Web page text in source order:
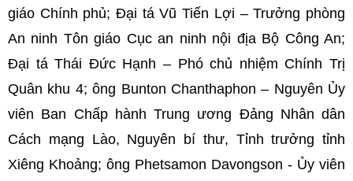
giáo Chính phủ; Đại tá Vũ Tiến Lợi – Trưởng phòng
An ninh Tôn giáo Cục an ninh nội địa Bộ Công An;
Đại tá Thái Đức Hạnh – Phó chủ nhiệm Chính Trị
Quân khu 4; ông Bunton Chanthaphon – Nguyên Ủy
viên Ban Chấp hành Trung ương Đảng Nhân dân
Cách mạng Lào, Nguyên bí thư, Tỉnh trưởng tỉnh
Xiêng Khoảng; ông Phetsamon Davongson - Ủy viên